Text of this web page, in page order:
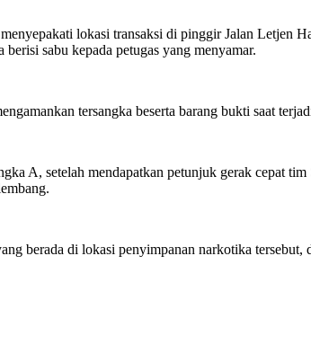
lokasi transaksi di pinggir Jalan
sabu kepada petugas yang menyamar.
tersangka beserta barang bukti saat
A, setelah mendapatkan petunjuk gerak cepat
berada di lokasi penyimpanan narkotika